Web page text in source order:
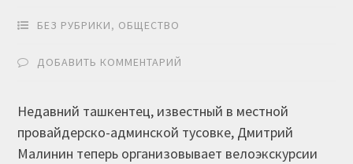
БЕЗ РУБРИКИ, ОБЩЕСТВО
ДОБАВИТЬ КОММЕНТАРИЙ
Недавний ташкентец, известный в местной
провайдерско-админской тусовке, Дмитрий
Малинин теперь организовывает велоэкскурсии